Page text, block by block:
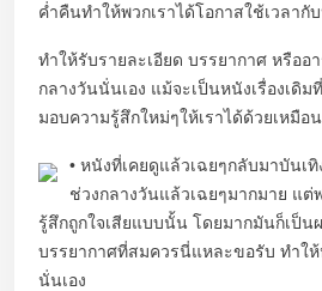
ค่ำคืนทำให้พวกเราได้โอกาสใช้เวลากั
ทำให้รับรายละเอียด บรรยากาศ หรืออ
กลางวันนั่นเอง แม้จะเป็นหนังเรื่องเดิม
มอบความรู้สึกใหม่ๆให้เราได้ด้วยเหมือ
• หนังที่เคยดูแล้วเฉยๆกลับมาบันเ
ช่วงกลางวันแล้วเฉยๆมากมาย แ
รู้สึกถูกใจเสียแบบนั้น โดยมากมันก็เป็น
บรรยากาศที่สมควรนี่แหละขอรับ ทำใ
นั่นเอง